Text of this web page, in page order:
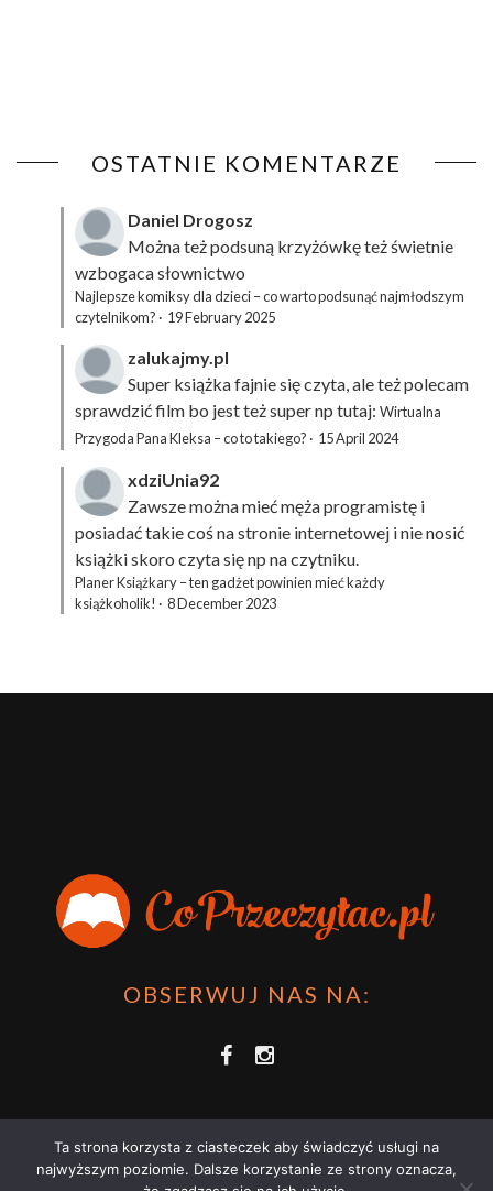
OSTATNIE KOMENTARZE
Daniel Drogosz
Można też podsuną krzyżówkęteż świetnie
wzbogaca słownictwo
Najlepsze komiksy dla dzieci – co warto podsunąć najmłodszym
czytelnikom? · 19 February 2025
zalukajmy.pl
Super książka fajnie się czyta, ale też polecam
sprawdzić film bo jest też super np tutaj: Wirtualna
Przygoda Pana Kleksa – co to takiego? · 15 April 2024
xdziUnia92
Zawsze można mieć męża programistę i
posiadać takie coś na stronie internetowej i nie nosić
książki skoro czyta się np na czytniku.
Planer Książkary – ten gadżet powinien mieć każdy
książkoholik! · 8 December 2023
OBSERWUJ NAS NA:
Ta strona korzysta z ciasteczek aby świadczyć usługi na
najwyższym poziomie. Dalsze korzystanie ze strony oznacza,